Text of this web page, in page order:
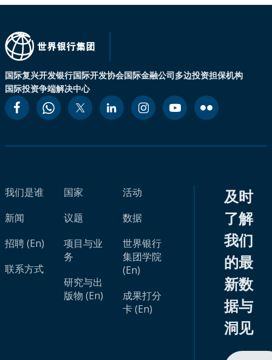
国际复兴开发银行国际开发协会国际金融公司多边投资担保机构
国际投资争端解决中心
我们是谁
新闻
招聘 (En)
联系方式
国家
议题
项目与业
务
研究与出
版物 (En)
活动
数据
世界银行
集团学院
(En)
成果打分
卡 (En)
及时
了解
我们
的最
新数
据与
洞见